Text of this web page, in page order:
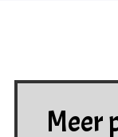
Meer